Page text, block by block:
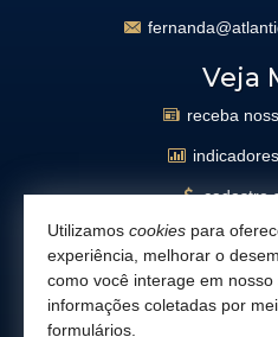
Veja
receba
cadastre
imóveis
mapa
busca
Utilizamos cookies para
experiência, melhorar o
como você interage em
informações coletadas por
formulários.